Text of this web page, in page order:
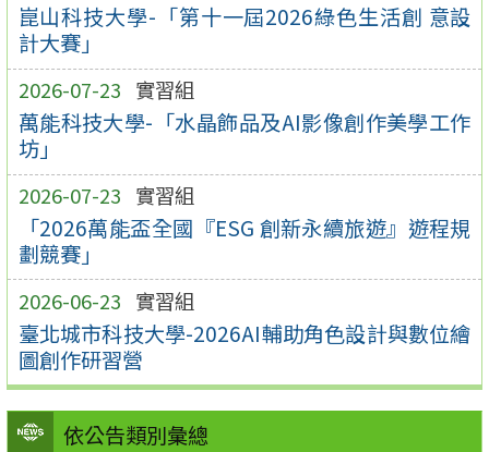
崑山科技大學-「第十一屆2026綠色生活創 意設
計大賽」
2026-07-23 實習組
萬能科技大學-「水晶飾品及AI影像創作美學工作
坊」
2026-07-23 實習組
「2026萬能盃全國『ESG 創新永續旅遊』遊程規
劃競賽」
2026-06-23 實習組
臺北城市科技大學-2026AI輔助角色設計與數位繪
圖創作研習營
依公告類別彙總